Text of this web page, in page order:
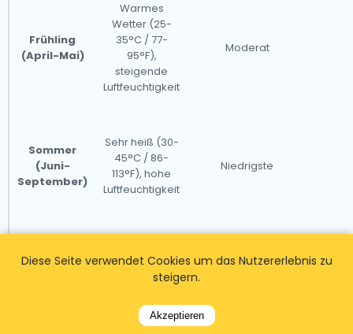
Frühling
(April-Mai)
Warmes
Wetter (25-
35°C / 77-
95°F),
steigende
Luftfeuchtigkeit
Moderat
Sommer
(Juni-
September)
Sehr heiß (30-
45°C / 86-
113°F), hohe
Luftfeuchtigkeit
Niedrigste
Abkühlende
Temperaturen
95°F)
Diese Seite verwendet Cookies um das Nutzererlebnis zu
steigern.
Akzeptieren